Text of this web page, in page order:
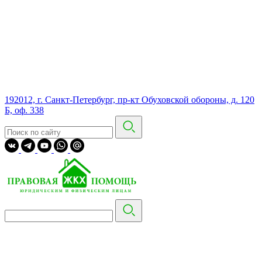
192012, г. Санкт-Петербург, пр-кт Обуховской обороны, д. 120
Б, оф. 338